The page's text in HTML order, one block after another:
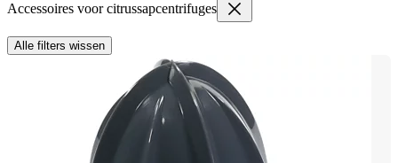
Accessoires voor citrussapcentrifuges
Alle filters wissen